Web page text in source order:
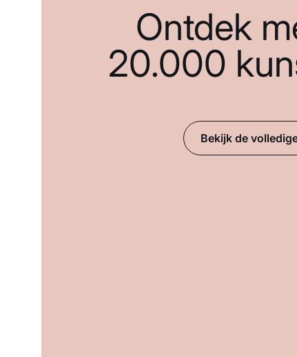
Ontdek
20.000
Bekijk de